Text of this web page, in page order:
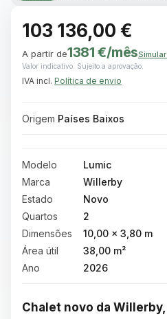
103 136,00 €
A partir de1381 €/mês
Valor indicativo. Sujeito a aprovação.
IVA incl. Política de envio
Origem Países Baixos
Modelo
Lumic
Marca
Willerby
Estado
Novo
Quartos
2
Dimensões
10,00 × 3,80 m
Área útil
38,00 m²
Ano
2026
Chalet novo da